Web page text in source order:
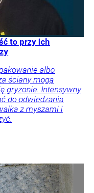
to przy ich
albo
ściany mogą
gryzonie. Intensywny
do odwiedzania
z myszami i